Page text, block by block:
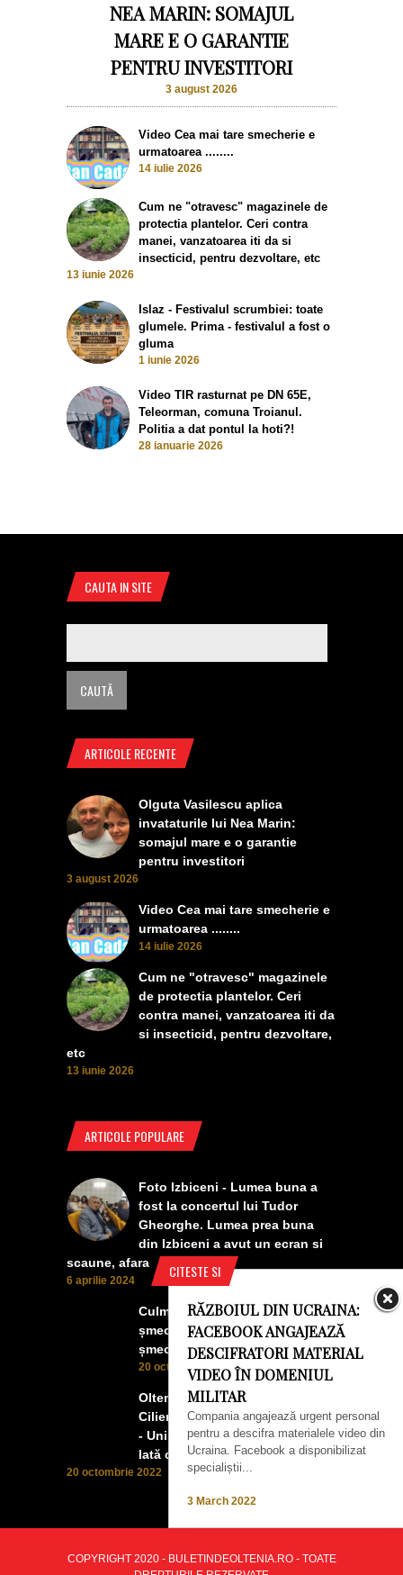
NEA MARIN: SOMAJUL
MARE E O GARANTIE
PENTRU INVESTITORI
3 august 2026
Video Cea mai tare smecherie e
urmatoarea ........
14 iulie 2026
Cum ne "otravesc" magazinele de
protectia plantelor. Ceri contra
manei, vanzatoarea iti da si
insecticid, pentru dezvoltare, etc
13 iunie 2026
Islaz - Festivalul scrumbiei: toate
glumele. Prima - festivalul a fost o
gluma
1 iunie 2026
Video TIR rasturnat pe DN 65E,
Teleorman, comuna Troianul.
Politia a dat pontul la hoti?!
28 ianuarie 2026
CITESTE SI
RĂZBOIUL DIN UCRAINA:
FACEBOOK ANGAJEAZĂ
DESCIFRATORI MATERIAL
VIDEO ÎN DOMENIUL
MILITAR
Compania angajează urgent personal
pentru a descifra materialele video din
Ucraina. Facebook a disponibilizat
specialiștii...
3 March 2022
CAUTA IN SITE
ARTICOLE RECENTE
Olguta Vasilescu aplica
invataturile lui Nea Marin:
somajul mare e o garantie
pentru investitori
3 august 2026
Video Cea mai tare smecherie e
urmatoarea ........
14 iulie 2026
Cum ne "otravesc" magazinele
de protectia plantelor. Ceri
contra manei, vanzatoarea iti da
si insecticid, pentru dezvoltare,
etc
13 iunie 2026
ARTICOLE POPULARE
Foto Izbiceni - Lumea buna a
fost la concertul lui Tudor
Gheorghe. Lumea prea buna
din Izbiceni a avut un ecran si
scaune, afara
6 aprilie 2024
Culmea smecheriei! O mașină
șmecheră l-a trădat pe cel mai
șmecher oltean
20 octombrie 2022
Oltenii, Dăbulenii, Izbicenii,
Cilienii s-au înfrățit cu Puchenii
- Unii cu munca, alții cu profitul.
Iată ce a ieșit!
20 octombrie 2022
COPYRIGHT 2020 - BULETINDEOLTENIA.RO - TOATE